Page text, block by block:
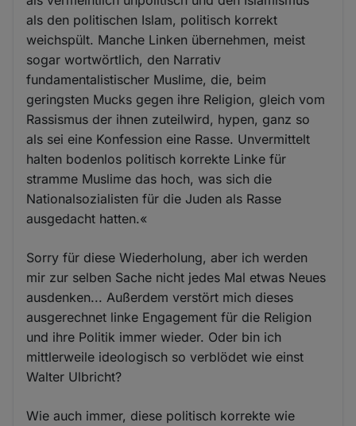
als den politischen Islam, politisch korrekt
weichspült. Manche Linken übernehmen, meist
sogar wortwörtlich, den Narrativ
fundamentalistischer Muslime, die, beim
geringsten Mucks gegen ihre Religion, gleich vom
Rassismus der ihnen zuteilwird, hypen, ganz so
als sei eine Konfession eine Rasse. Unvermittelt
halten bodenlos politisch korrekte Linke für
stramme Muslime das hoch, was sich die
Nationalsozialisten für die Juden als Rasse
ausgedacht hatten.«
Sorry für diese Wiederholung, aber ich werden
mir zur selben Sache nicht jedes Mal etwas Neues
ausdenken... Außerdem verstört mich dieses
ausgerechnet linke Engagement für die Religion
und ihre Politik immer wieder. Oder bin ich
mittlerweile ideologisch so verblödet wie einst
Walter Ulbricht?
Wie auch immer, diese politisch korrekte wie